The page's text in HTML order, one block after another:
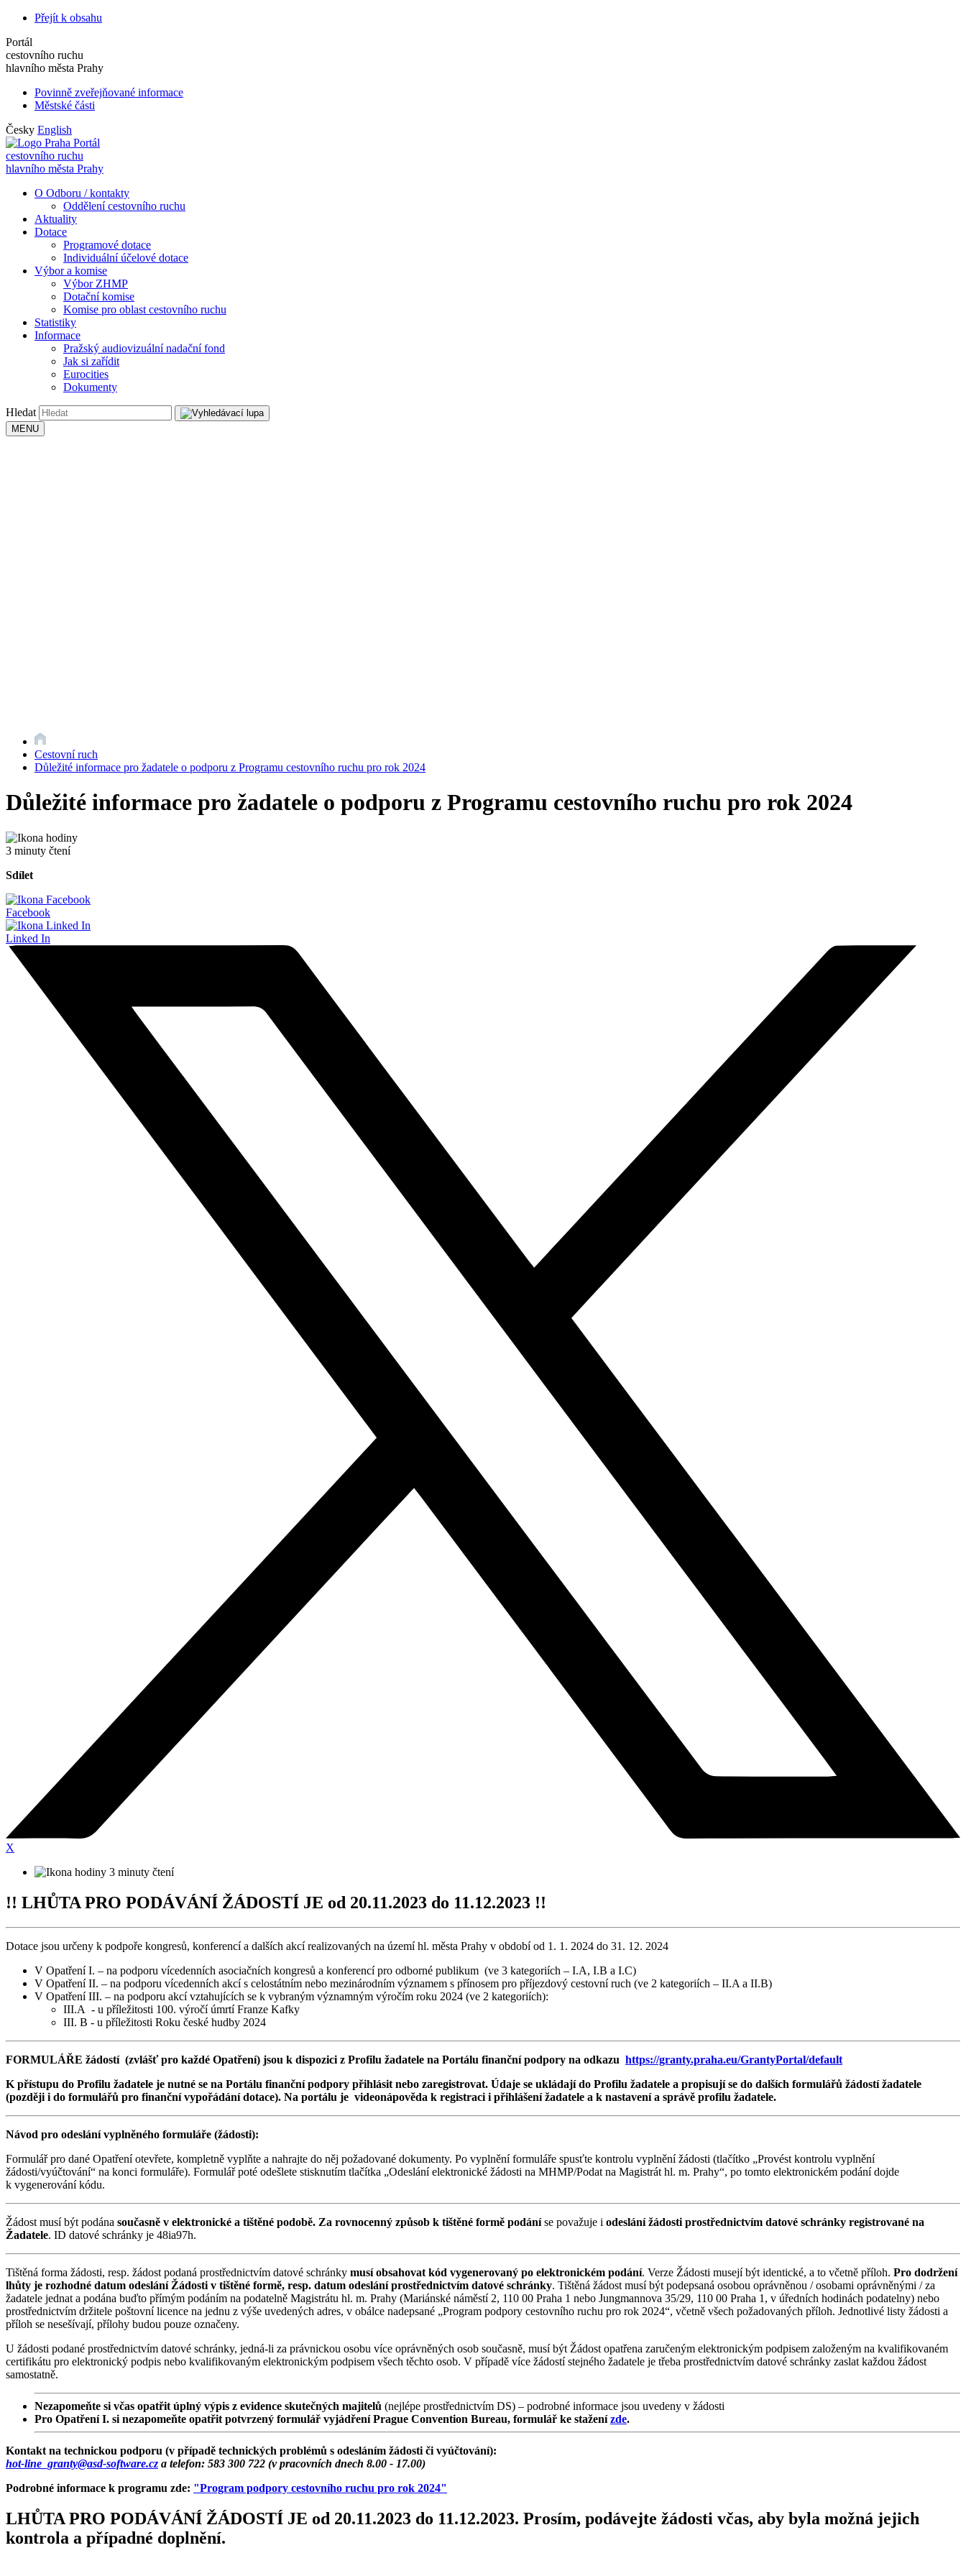
Přejít k obsahu
Portál
cestovního ruchu
hlavního města Prahy
Povinně zveřejňované informace
Městské části
Česky English
Portál
cestovního ruchu
hlavního města Prahy
O Odboru / kontakty
Oddělení cestovního ruchu
Aktuality
Dotace
Programové dotace
Individuální účelové dotace
Výbor a komise
Výbor ZHMP
Dotační komise
Komise pro oblast cestovního ruchu
Statistiky
Informace
Pražský audiovizuální nadační fond
Jak si zařídit
Eurocities
Dokumenty
Hledat
MENU
Cestovní ruch
Důležité informace pro žadatele o podporu z Programu cestovního ruchu pro rok 2024
Důležité informace pro žadatele o podporu z Programu cestovního ruchu pro rok 2024
3 minuty čtení
Sdílet
Facebook
Linked In
X
3 minuty čtení
!! LHŮTA PRO PODÁVÁNÍ ŽÁDOSTÍ JE od 20.11.2023 do 11.12.2023 !!
Dotace jsou určeny k podpoře kongresů, konferencí a dalších akcí realizovaných na území hl. města Prahy v období od 1. 1. 2024 do 31. 12. 2024
V Opatření I. – na podporu vícedenních asociačních kongresů a konferencí pro odborné publikum (ve 3 kategoriích – I.A, I.B a I.C)
V Opatření II. – na podporu vícedenních akcí s celostátním nebo mezinárodním významem s přínosem pro příjezdový cestovní ruch (ve 2 kategoriích – II.A a II.B)
V Opatření III. – na podporu akcí vztahujících se k vybraným významným výročím roku 2024 (ve 2 kategoriích):
III.A - u příležitosti 100. výročí úmrtí Franze Kafky
III. B - u příležitosti Roku české hudby 2024
FORMULÁŘE žádostí (zvlášť pro každé Opatření) jsou k dispozici z Profilu žadatele na Portálu finanční podpory na odkazu https://granty.praha.eu/GrantyPortal/default
K přístupu do Profilu žadatele je nutné se na Portálu finanční podpory přihlásit nebo zaregistrovat. Údaje se ukládají do Profilu žadatele a propisují se do dalších formulářů žádostí žadatele
(později i do formulářů pro finanční vypořádání dotace). Na portálu je videonápověda k registraci i přihlášení žadatele a k nastavení a správě profilu žadatele.
Návod pro odeslání vyplněného formuláře (žádosti):
Formulář pro dané Opatření otevřete, kompletně vyplňte a nahrajte do něj požadované dokumenty. Po vyplnění formuláře spusťte kontrolu vyplnění žádosti (tlačítko „Provést kontrolu vyplnění
žádosti/vyúčtování“ na konci formuláře). Formulář poté odešlete stisknutím tlačítka „Odeslání elektronické žádosti na MHMP/Podat na Magistrát hl. m. Prahy“, po tomto elektronickém podání dojde
k vygenerování kódu.
Žádost musí být podána současně v elektronické a tištěné podobě. Za rovnocenný způsob k tištěné formě podáníse považuje i odeslání žádosti prostřednictvím datové schránky registrované na
Žadatele. ID datové schránky je 48ia97h.
Tištěná forma žádosti, resp. žádost podaná prostřednictvím datové schránky musí obsahovat kód vygenerovaný po elektronickém podání. Verze Žádosti musejí být identické, a to včetně příloh. Pro dodržení
lhůty je rozhodné datum odeslání Žádosti v tištěné formě, resp. datum odeslání prostřednictvím datové schránky. Tištěná žádost musí být podepsaná osobou oprávněnou / osobami oprávněnými / za
žadatele jednat a podána buďto přímým podáním na podatelně Magistrátu hl. m. Prahy (Mariánské náměstí 2, 110 00 Praha 1 nebo Jungmannova 35/29, 110 00 Praha 1, v úředních hodinách podatelny) nebo
prostřednictvím držitele poštovní licence na jednu z výše uvedených adres, v obálce nadepsané „Program podpory cestovního ruchu pro rok 2024“, včetně všech požadovaných příloh. Jednotlivé listy žádosti a
příloh se nesešívají, přílohy budou pouze označeny.
U žádosti podané prostřednictvím datové schránky, jedná-li za právnickou osobu více oprávněných osob současně, musí být Žádost opatřena zaručeným elektronickým podpisem založeným na kvalifikovaném
certifikátu pro elektronický podpis nebo kvalifikovaným elektronickým podpisem všech těchto osob. V případě více žádostí stejného žadatele je třeba prostřednictvím datové schránky zaslat každou žádost
samostatně.
Nezapomeňte si včas opatřit úplný výpis z evidence skutečných majitelů (nejlépe prostřednictvím DS) – podrobné informace jsou uvedeny v žádosti
Pro Opatření I. si nezapomeňte opatřit potvrzený formulář vyjádření Prague Convention Bureau, formulář ke staženízde.
Kontakt na technickou podporu (v případě technických problémů s odesláním žádosti či vyúčtování):
hot-line_granty@asd-software.cz a telefon: 583 300 722 (v pracovních dnech 8.00 - 17.00)
Podrobné informace k programu zde: "Program podpory cestovního ruchu pro rok 2024"
LHŮTA PRO PODÁVÁNÍ ŽÁDOSTÍ JE od 20.11.2023 do 11.12.2023. Prosím, podávejte žádosti včas, aby byla možná jejich
kontrola a případné doplnění.